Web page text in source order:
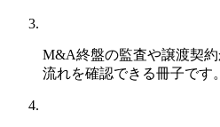
M&A終盤の監査や譲渡契
流れを確認できる冊子です。